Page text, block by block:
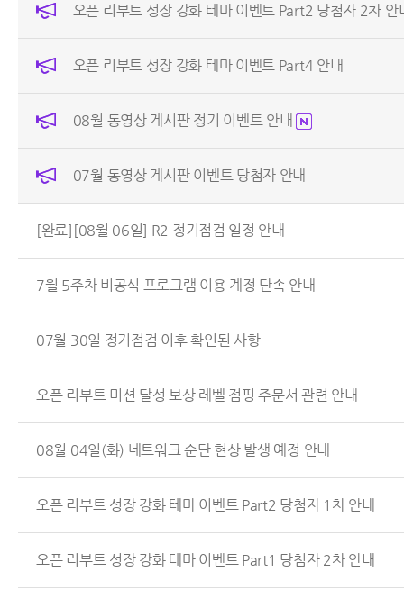
오픈 리부트 성장 강화 테마 이벤트 Part2 당첨자 2차 안
오픈 리부트 성장 강화 테마 이벤트 Part4 안내
08월 동영상 게시판 정기 이벤트 안내
07월 동영상 게시판 이벤트 당첨자 안내
[완료][08월 06일] R2 정기점검 일정 안내
7월 5주차 비공식 프로그램 이용 계정 단속 안내
07월 30일 정기점검 이후 확인된 사항
오픈 리부트 미션 달성 보상 레벨 점핑 주문서 관련 안내
08월 04일(화) 네트워크 순단 현상 발생 예정 안내
오픈 리부트 성장 강화 테마 이벤트 Part2 당첨자 1차 안내
오픈 리부트 성장 강화 테마 이벤트 Part1 당첨자 2차 안내